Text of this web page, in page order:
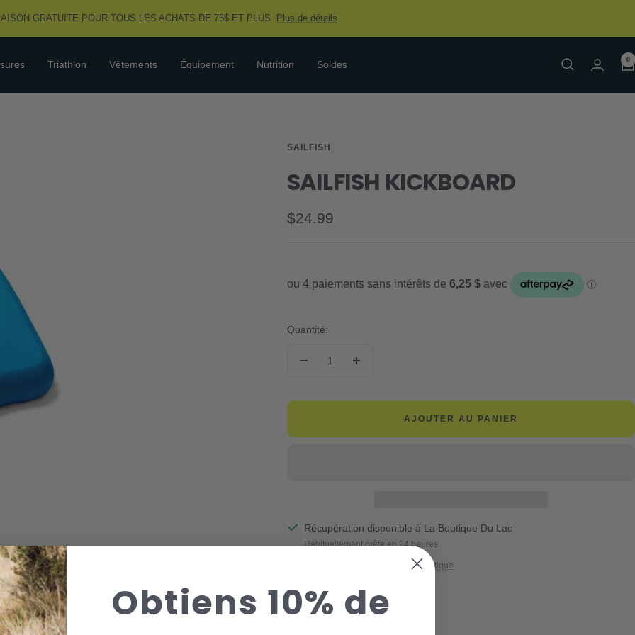
GRATUITE POUR TOUS LES ACHATS DE 75$ ET PLUS Plus de détails
Triathlon Vêtements Équipement Nutrition Soldes 0
SAILFISH
SAILFISH KICKBOARD
Prix
$24.99
Quantité:
Réduire
quantité
Augmenter
quantité
AJOUTER AU PANIER
Récupération disponible à La Boutique Du Lac
Habituellement prête en 24 heures
Afficher les informations de la boutique
Partager
Obtiens 10% de